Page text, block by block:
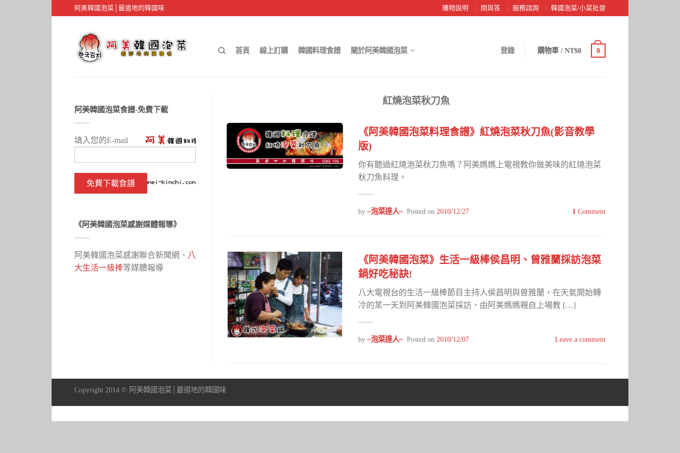
阿美韓國泡菜│最道地的韓國味 購物說明 問與答 服務諮詢 韓國泡菜/小菜批發
首頁 線上訂購 韓國料理食譜 關於阿美韓國泡菜 登錄 購物車 / NT$0 0
紅燒泡菜秋刀魚
《阿美韓國泡菜料理食譜》紅燒泡菜秋刀魚(影音教學
版)
你有聽過紅燒泡菜秋刀魚嗎？阿美媽媽上電視教你做美味的紅燒泡菜
秋刀魚料理。
by ~泡菜達人~. Posted on 2010/12/27 1 Comment
《阿美韓國泡菜》生活一級棒侯昌明、曾雅蘭採訪泡菜
鍋好吃秘訣!
八大電視台的生活一級棒節目主持人侯昌明與曾雅蘭，在天氣開始轉
冷的某一天到阿美韓國泡菜採訪，由阿美媽媽親自上場教 […]
by ~泡菜達人~. Posted on 2010/12/07 Leave a comment
阿美韓國泡菜食譜-免費下載
填入您的E-mail
《阿美韓國泡菜感謝媒體報導》
阿美韓國泡菜感謝聯合新聞網、 八
大生活一級棒等媒體報導
Copyright 2014 © 阿美韓國泡菜│最道地的韓國味